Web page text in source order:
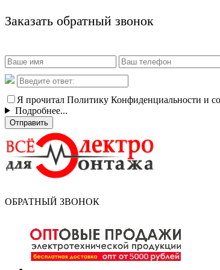
Заказать обратный звонок
Я прочитал Политику Конфиденциальности и
Подробнее...
Отправить
ОБРАТНЫЙ ЗВОНОК